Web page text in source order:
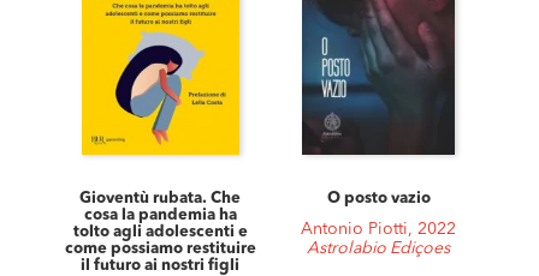
Gioventù rubata. Che
cosa la pandemia ha
tolto agli adolescenti e
come possiamo restituire
il futuro ai nostri figli
O posto vazio
Antonio Piotti, 2022
Astrolabio Ediçoes